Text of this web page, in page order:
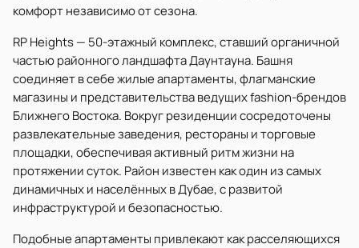
комфорт независимо от сезона.
RP Heights — 50-этажный комплекс, ставший органичной
частью районного ландшафта Даунтауна. Башня
соединяет в себе жилые апартаменты, флагманские
магазины и представительства ведущих fashion-брендов
Ближнего Востока. Вокруг резиденции сосредоточены
развлекательные заведения, рестораны и торговые
площадки, обеспечивая активный ритм жизни на
протяжении суток. Район известен как один из самых
динамичных и населённых в Дубае, с развитой
инфраструктурой и безопасностью.
Подобные апартаменты привлекают как расселяющихся